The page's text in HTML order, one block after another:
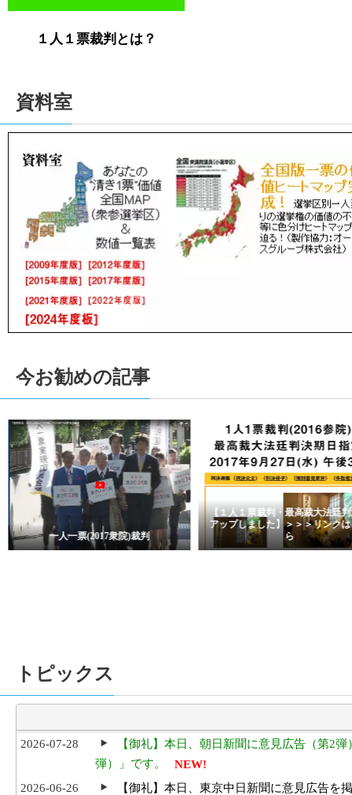
１人１票裁判とは？
資料室
今お勧めの記事
【１人１票裁判・最高裁大法廷判決を
アップしました】＞＞＞リンクはこち
ら
22 2017
【１人１票裁判（2016参院）
で大法廷に回付されました。】
トピックス
2026-07-28
【御礼】本日、朝日新聞に意見広告（第2
弾）」です。
NEW!
2026-06-26
【御礼】本日、東京中日新聞に意見広告